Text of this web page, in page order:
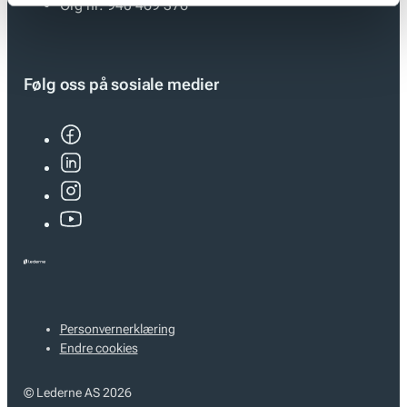
Org nr: 940 469 376
Følg oss på sosiale medier
Personvernerklæring
Endre cookies
© Lederne AS 2026